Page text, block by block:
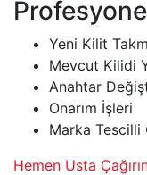
Yeni Kilit
Mevcut Kilidi
Anahtar
Onarım İşleri
Marka Tescilli
Hemen Usta